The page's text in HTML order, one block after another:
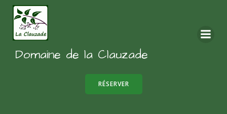
Domaine de la Clauzade
RÉSERVER